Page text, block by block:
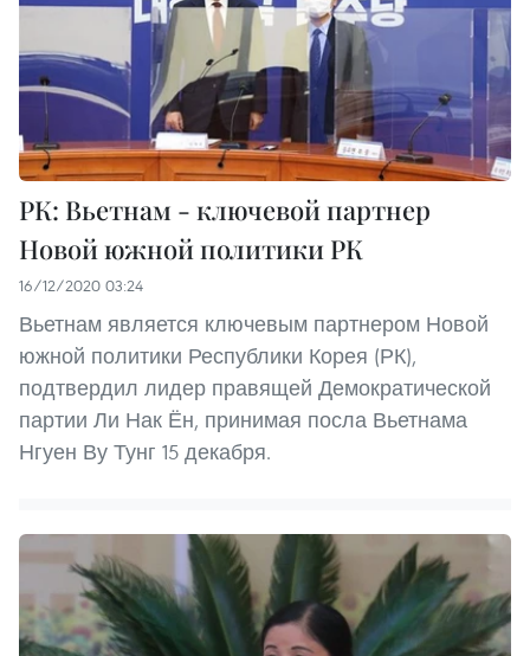
РК: Вьетнам - ключевой партнер
Новой южной политики РК
16/12/2020 03:24
Вьетнам является ключевым партнером Новой
южной политики Республики Корея (РК),
подтвердил лидер правящей Демократической
партии Ли Нак Ён, принимая посла Вьетнама
Нгуен Ву Тунг 15 декабря.